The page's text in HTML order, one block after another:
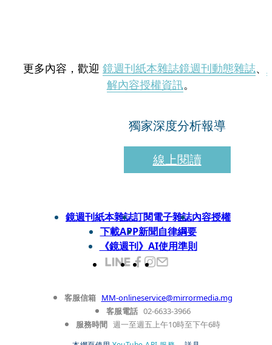
更多內容，歡迎 鏡週刊紙本雜誌鏡週刊動態雜誌、
解內容授權資訊。
獨家深度分析報導
線上閱讀
鏡週刊紙本雜誌訂閱電子雜誌內容授權
下載APP新聞自律綱要
《鏡週刊》AI使用準則
客服信箱 MM-onlineservice@mirrormedia.mg
客服電話 02-6633-3966
服務時間 週一至週五上午10時至下午6時